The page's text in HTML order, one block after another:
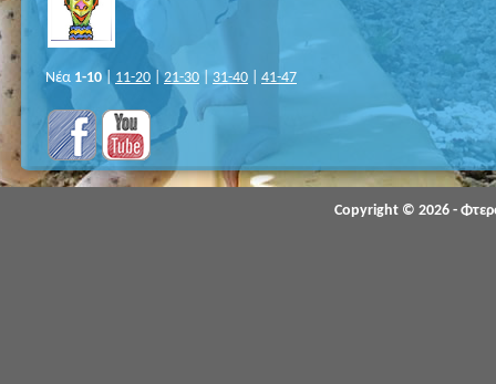
Νέα 1-10 | 11-20 21-30 31-40 41-47
Copyright © 2026 -